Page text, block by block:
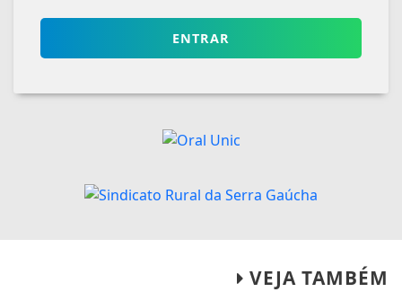
ENTRAR
VEJA TAMBÉM